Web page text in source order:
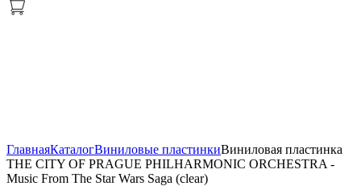
ГлавнаяКаталогВиниловые пластинкиВиниловая пластинка
THE CITY OF PRAGUE PHILHARMONIC ORCHESTRA -
Music From The Star Wars Saga (clear)